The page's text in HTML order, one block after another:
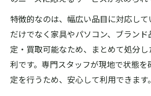
特徴的なのは、幅広い品目に対応し
だけでなく家具やパソコン、ブラン
定・買取可能なため、まとめて処分
利です。専門スタッフが現地で状態
定を行うため、安心して利用できます。